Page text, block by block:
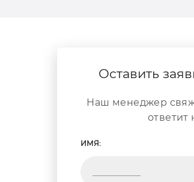
Оставить
Наш менеджер
ИМЯ: